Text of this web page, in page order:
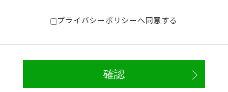
プライバシーポリシーへ同意する